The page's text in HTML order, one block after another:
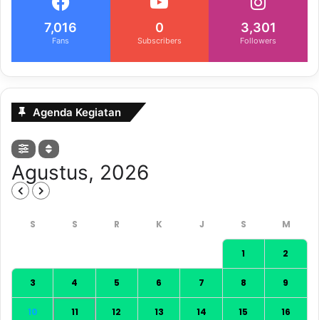
7,016
Fans
0
Subscribers
3,301
Followers
Agenda Kegiatan
Agustus, 2026
1 2
3 4 5 6 7 8 9
10 11 12 13 14 15 16